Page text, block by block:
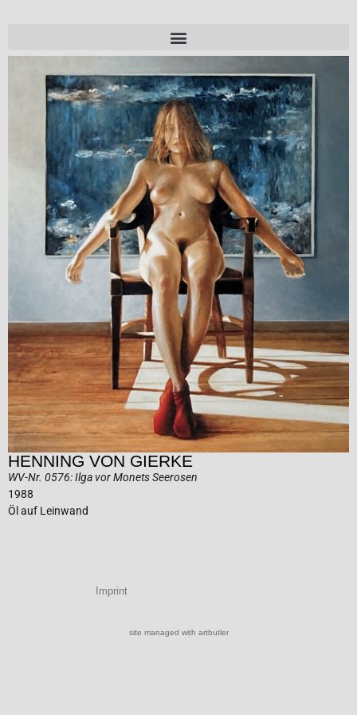
HENNING VON GIERKE
WV-Nr. 0576: Ilga vor Monets Seerosen
1988
Öl auf Leinwand
Imprint
site managed with artbutler